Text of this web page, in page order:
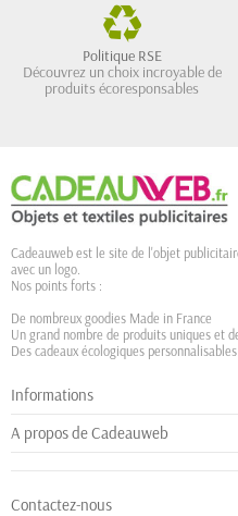
Politique RSE
Découvrez un choix incroyable de
produits écoresponsables
Cadeauweb est le site de l'objet
avec un logo.
Nos points forts :
De nombreux goodies Made in France
Un grand nombre de produits uniques et
Des cadeaux écologiques personnalisables
Informations
A propos de Cadeauweb
Contactez-nous